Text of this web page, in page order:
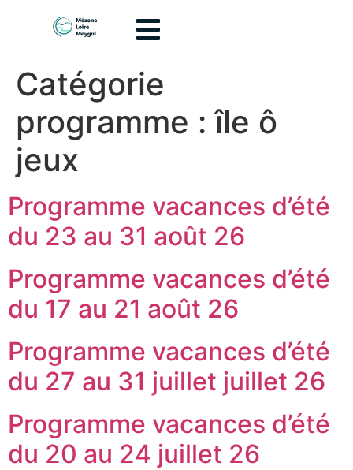
Catégorie
programme :île ô
jeux
Programme vacances d’été
du 23 au 31 août 26
Programme vacances d’été
du 17 au 21 août 26
Programme vacances d’été
du 27 au 31 juillet juillet 26
Programme vacances d’été
du 20 au 24 juillet 26